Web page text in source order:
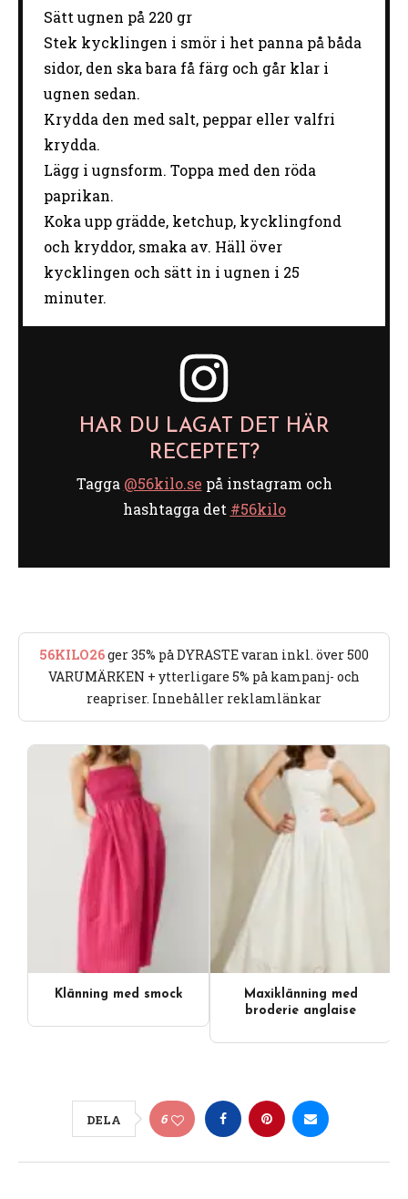
Sätt ugnen på 220 gr
Stek kycklingen i smör i het panna på båda
sidor, den ska bara få färg och går klar i
ugnen sedan.
Krydda den med salt, peppar eller valfri
krydda.
Lägg i ugnsform. Toppa med den röda
paprikan.
Koka upp grädde, ketchup, kycklingfond
och kryddor, smaka av. Häll över
kycklingen och sätt in i ugnen i 25
minuter.
HAR DU LAGAT DET HÄR
RECEPTET?
Tagga @56kilo.se på instagram och
hashtagga det #56kilo
56KILO26ger 35% på DYRASTE varan inkl. över 500
VARUMÄRKEN + ytterligare 5% på kampanj- och
reapriser. Innehåller reklamlänkar
Klänning med smock
Maxiklänning med
broderie anglaise
DELA 6